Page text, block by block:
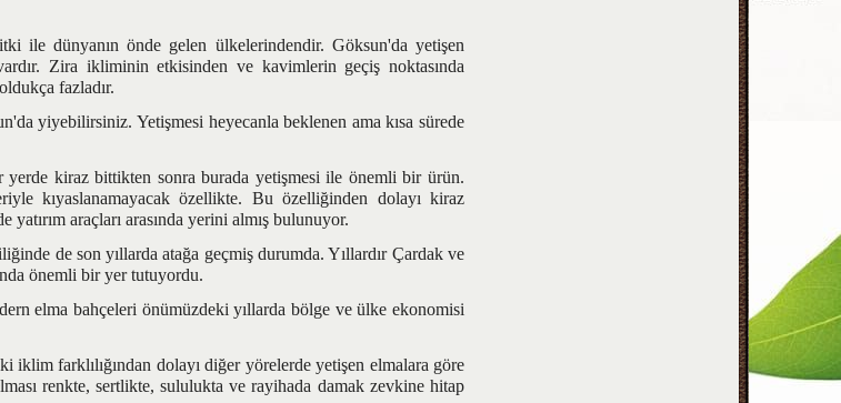
dünyanın önde gelen ülkelerindendir. Göksun'da yetişen
Zira ikliminin etkisinden ve kavimlerin geçiş noktasında
fazladır.
yiyebilirsiniz. Yetişmesi heyecanla beklenen ama kısa sürede
kiraz bittikten sonra burada yetişmesi ile önemli bir ürün.
kıyaslanamayacak özellikte. Bu özelliğinden dolayı kiraz
araçları arasında yerini almış bulunuyor.
de son yıllarda atağa geçmiş durumda. Yıllardır Çardak ve
önemli bir yer tutuyordu.
elma bahçeleri önümüzdeki yıllarda bölge ve ülke ekonomisi
farklılığından dolayı diğer yörelerde yetişen elmalara göre
renkte, sertlikte, sululukta ve rayihada damak zevkine hitap